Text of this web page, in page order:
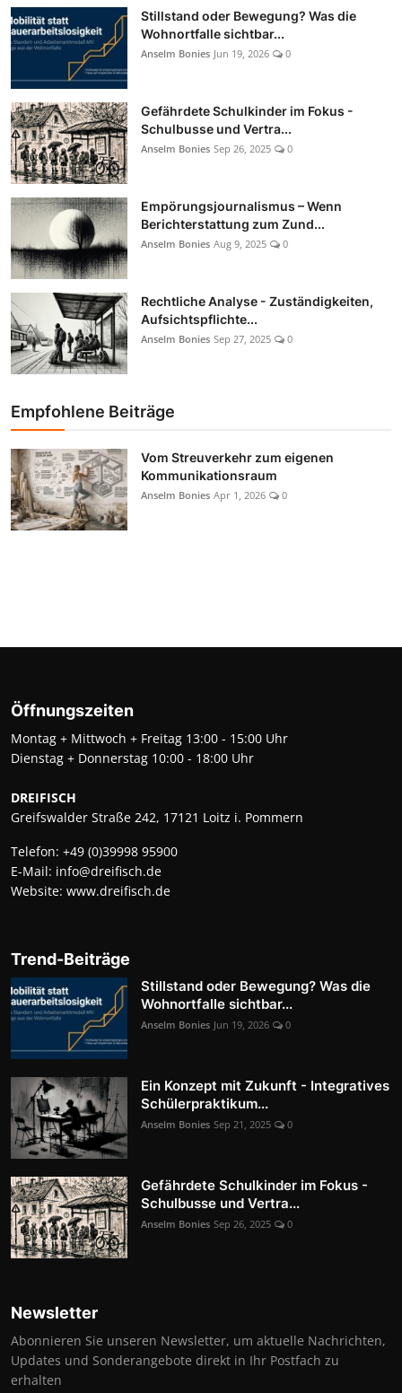
Stillstand oder Bewegung? Was die
Wohnortfalle sichtbar...
Anselm Bonies Jun 19, 2026 0
Gefährdete Schulkinder im Fokus -
Schulbusse und Vertra...
Anselm Bonies Sep 26, 2025 0
Empörungsjournalismus – Wenn
Berichterstattung zum Zund...
Anselm Bonies Aug 9, 2025 0
Rechtliche Analyse - Zuständigkeiten,
Aufsichtspflichte...
Anselm Bonies Sep 27, 2025 0
Empfohlene Beiträge
Vom Streuverkehr zum eigenen
Kommunikationsraum
Anselm Bonies Apr 1, 2026 0
Öffnungszeiten
Montag + Mittwoch + Freitag 13:00 - 15:00 Uhr
Dienstag + Donnerstag 10:00 - 18:00 Uhr
DREIFISCH
Greifswalder Straße 242, 17121 Loitz i. Pommern
Telefon: +49 (0)39998 95900
E-Mail: info@dreifisch.de
Website: www.dreifisch.de
Trend-Beiträge
Stillstand oder Bewegung? Was die
Wohnortfalle sichtbar...
Anselm Bonies Jun 19, 2026 0
Ein Konzept mit Zukunft - Integratives
Schülerpraktikum...
Anselm Bonies Sep 21, 2025 0
Gefährdete Schulkinder im Fokus -
Schulbusse und Vertra...
Anselm Bonies Sep 26, 2025 0
Newsletter
Abonnieren Sie unseren Newsletter, um aktuelle Nachrichten,
Updates und Sonderangebote direkt in Ihr Postfach zu
erhalten